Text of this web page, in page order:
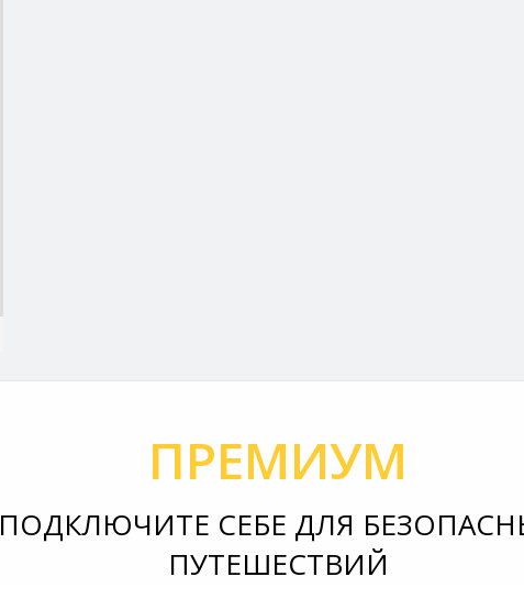
ПРЕМИУМ
ПОДКЛЮЧИТЕ СЕБЕ ДЛЯ
ПУТЕШЕСТВИЙ